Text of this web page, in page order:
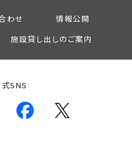
わせ
情報公開
施設貸し出しのご案内
SNS